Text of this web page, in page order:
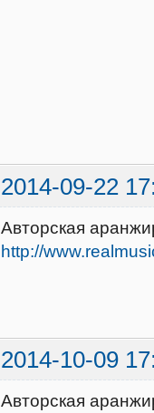
2014-09-22
Авторская
http://
2014-10-09
Авторская